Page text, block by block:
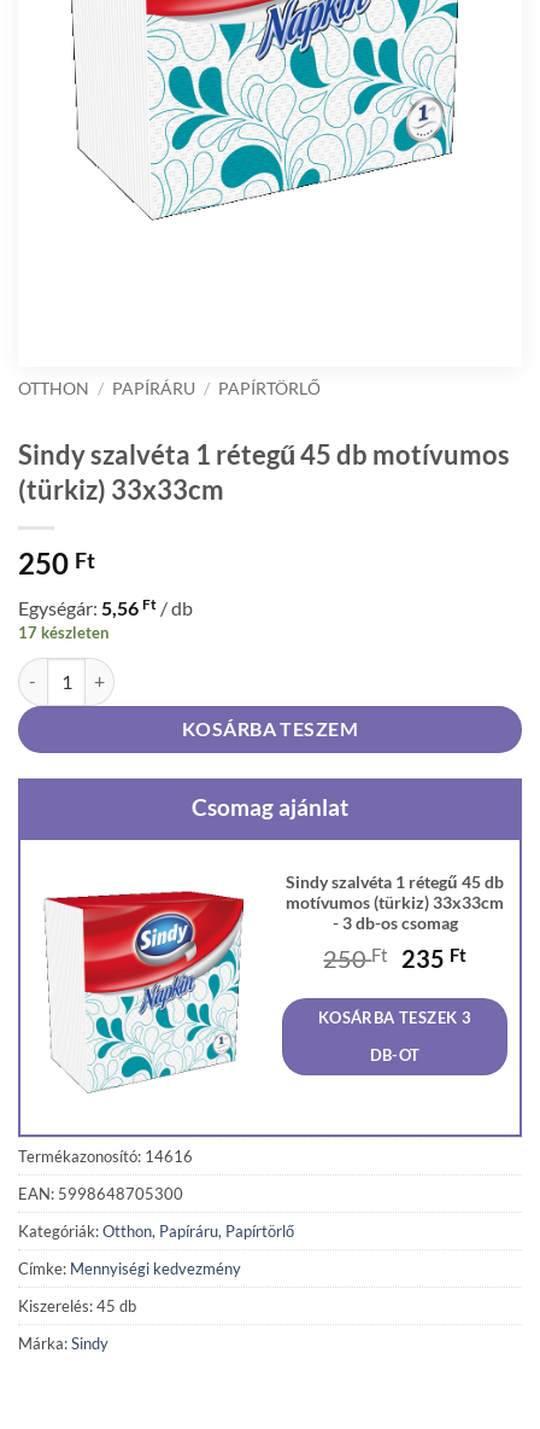
OTTHON / PAPÍRÁRU / PAPÍRTÖRLŐ
Sindy szalvéta 1 rétegű 45 db motívumos
(türkiz) 33x33cm
250 Ft
Egységár: 5,56 Ft / db
17 készleten
Sindy szalvéta 1 rétegű 45 db motívumos (türkiz) 33x33cm mennyiség
KOSÁRBA TESZEM
Csomag ajánlat
Sindy szalvéta 1 rétegű 45 db
motívumos (türkiz) 33x33cm
- 3 db-os csomag
250Ft
Original
was:
250 Ft.
235 Ft
is:
235
KOSÁRBA TESZEK 3
DB-OT
Termékazonosító: 14616
EAN: 5998648705300
Kategóriák:Otthon, Papíráru, Papírtörlő
Címke: Mennyiségi kedvezmény
Kiszerelés: 45 db
Márka:Sindy